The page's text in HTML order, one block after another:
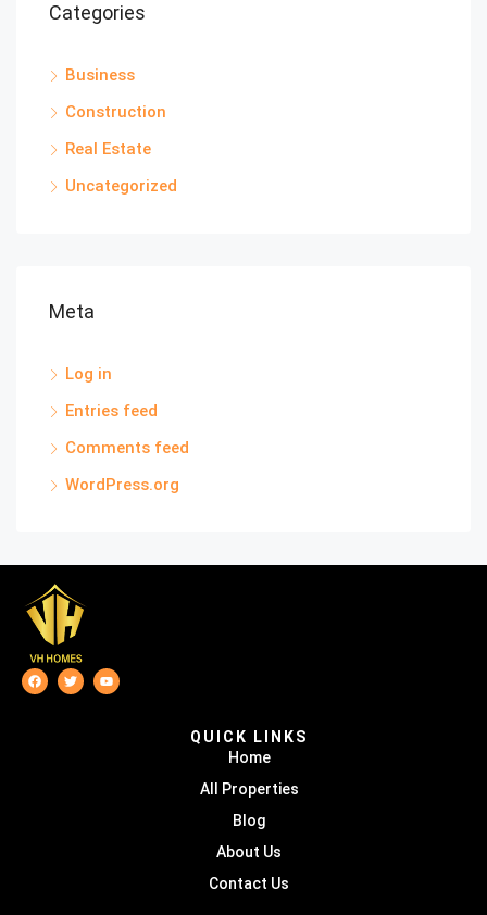
Categories
Business
Construction
Real Estate
Uncategorized
Meta
Log in
Entries feed
Comments feed
WordPress.org
QUICK LINKS
Home
All Properties
Blog
About Us
Contact Us